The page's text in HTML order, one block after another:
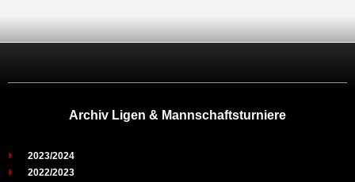
Archiv Ligen & Mannschaftsturniere
2023/2024
2022/2023